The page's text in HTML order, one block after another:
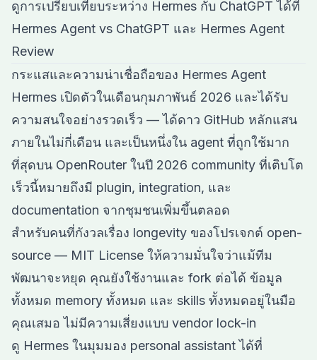
ดูการเปรียบเทียบระหว่าง Hermes กับ ChatGPT ได้ที่
Hermes Agent vs ChatGPT และ Hermes Agent
Review
กระแสและความน่าเชื่อถือของ Hermes Agent
Hermes เปิดตัวในเดือนกุมภาพันธ์ 2026 และได้รับ
ความสนใจอย่างรวดเร็ว — ได้ดาว GitHub หลักแสน
ภายในไม่กี่เดือน และเป็นหนึ่งใน agent ที่ถูกใช้มาก
ที่สุดบน OpenRouter ในปี 2026 community ที่เติบโต
เร็วนี้หมายถึงมี plugin, integration, และ
documentation จากชุมชนเพิ่มขึ้นตลอด
สำหรับคนที่กังวลเรื่อง longevity ของโปรเจกต์ open-
source — MIT License ให้ความมั่นใจว่าแม้ทีม
พัฒนาจะหยุด คุณยังใช้งานและ fork ต่อได้ ข้อมูล
ทั้งหมด memory ทั้งหมด และ skills ทั้งหมดอยู่ในมือ
คุณเสมอ ไม่มีความเสี่ยงแบบ vendor lock-in
ดู Hermes ในมุมมอง personal assistant ได้ที่